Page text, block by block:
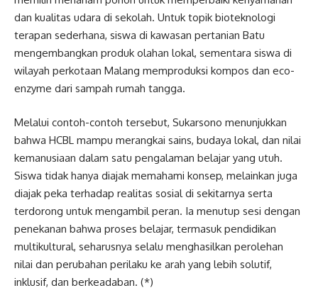
dan kualitas udara di sekolah. Untuk topik bioteknologi
terapan sederhana, siswa di kawasan pertanian Batu
mengembangkan produk olahan lokal, sementara siswa di
wilayah perkotaan Malang memproduksi kompos dan eco-
enzyme dari sampah rumah tangga.
Melalui contoh-contoh tersebut, Sukarsono menunjukkan
bahwa HCBL mampu merangkai sains, budaya lokal, dan nilai
kemanusiaan dalam satu pengalaman belajar yang utuh.
Siswa tidak hanya diajak memahami konsep, melainkan juga
diajak peka terhadap realitas sosial di sekitarnya serta
terdorong untuk mengambil peran. Ia menutup sesi dengan
penekanan bahwa proses belajar, termasuk pendidikan
multikultural, seharusnya selalu menghasilkan perolehan
nilai dan perubahan perilaku ke arah yang lebih solutif,
inklusif, dan berkeadaban. (*)